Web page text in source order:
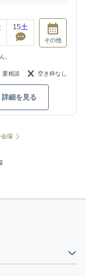
15土
その他
。
要相談 空き枠なし
詳細を見る
会場